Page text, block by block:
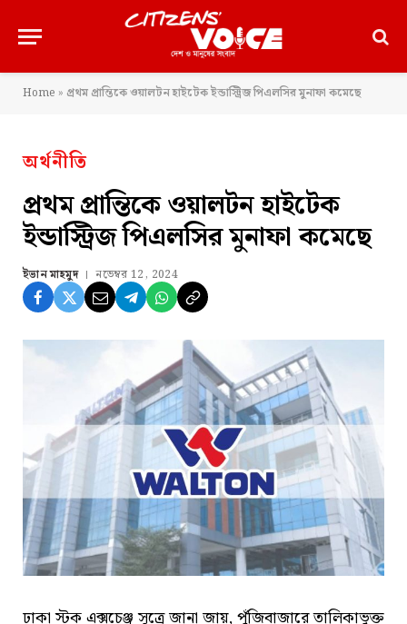
Home » প্রথম প্রান্তিকে ওয়ালটন হাইটেক ইন্ডাস্ট্রিজ পিএলসির মুনাফা কমেছে
অর্থনীতি
প্রথম প্রান্তিকে ওয়ালটন হাইটেক
ইন্ডাস্ট্রিজ পিএলসির মুনাফা কমেছে
ইভান মাহমুদ নভেম্বর 12, 2024
ঢাকা স্টক এক্সচেঞ্জ সূত্রে জানা জায়, পুঁজিবাজারে তালিকাভুক্ত